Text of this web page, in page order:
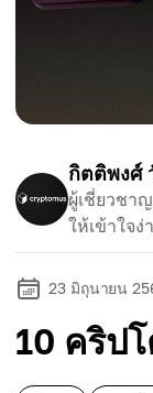
กิตติพงศ์
ผู้เชี่ยวชา
ให้เข้าใจง่
23 มิถุนายน
10 คริป